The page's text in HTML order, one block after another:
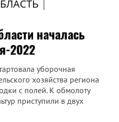
|
началась
2022
уборочная
хозяйства региона
с полей. К обмолоту
приступили в двух